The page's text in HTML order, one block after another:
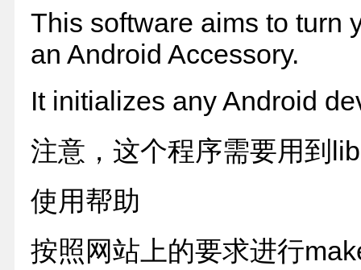
This software aims to turn
an Android Accessory.
It initializes any Android
注意，这个程序需要用到
使用帮助
按照网站上的要求进行